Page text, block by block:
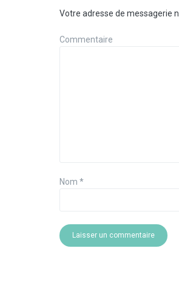
Votre adresse de messagerie
Commentaire
Nom *